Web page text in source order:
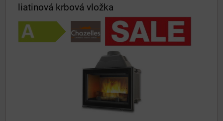
liatinová krbová vložka